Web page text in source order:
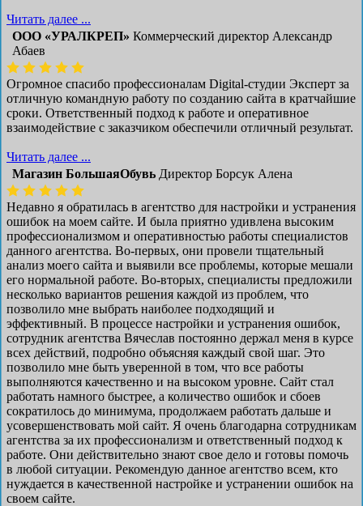
Читать далее ...
ООО «УРАЛКРЕП» Коммерческий директор Александр
Абаев
Огромное спасибо профессионалам Digital-студии Эксперт за
отличную командную работу по созданию сайта в кратчайшие
сроки. Ответственный подход к работе и оперативное
взаимодействие с заказчиком обеспечили отличный результат.
Читать далее ...
Магазин БольшаяОбувь Директор Борсук Алена
Недавно я обратилась в агентство для настройки и устранения
ошибок на моем сайте. И была приятно удивлена высоким
профессионализмом и оперативностью работы специалистов
данного агентства. Во-первых, они провели тщательный
анализ моего сайта и выявили все проблемы, которые мешали
его нормальной работе. Во-вторых, специалисты предложили
несколько вариантов решения каждой из проблем, что
позволило мне выбрать наиболее подходящий и
эффективный. В процессе настройки и устранения ошибок,
сотрудник агентства Вячеслав постоянно держал меня в курсе
всех действий, подробно объясняя каждый свой шаг. Это
позволило мне быть уверенной в том, что все работы
выполняются качественно и на высоком уровне. Сайт стал
работать намного быстрее, а количество ошибок и сбоев
сократилось до минимума, продолжаем работать дальше и
усовершенствовать мой сайт. Я очень благодарна сотрудникам
агентства за их профессионализм и ответственный подход к
работе. Они действительно знают свое дело и готовы помочь
в любой ситуации. Рекомендую данное агентство всем, кто
нуждается в качественной настройке и устранении ошибок на
своем сайте.